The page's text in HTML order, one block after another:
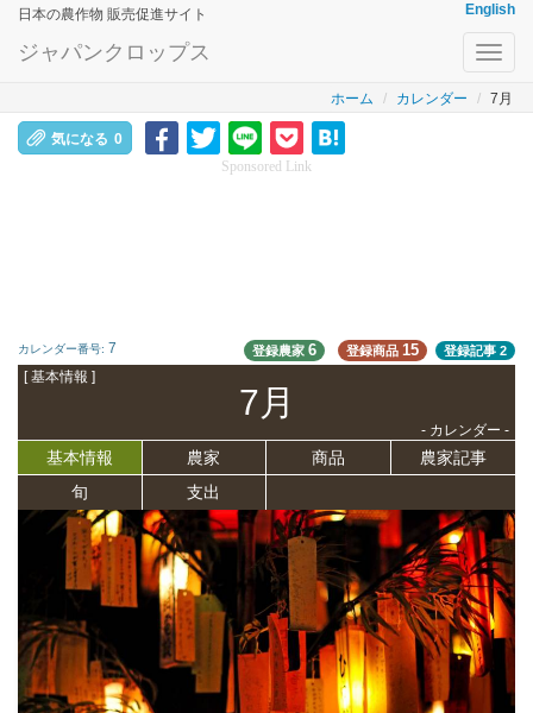
日本の農作物 販売促進サイト English
ジャパンクロップス
ホーム カレンダー 7月
気になる 0
Sponsored Link
カレンダー番号: 7 登録農家6 登録商品 15 登録記事 2
[ 基本情報 ]
7月
- カレンダー -
基本情報 農家 商品
農家記事
旬
支出